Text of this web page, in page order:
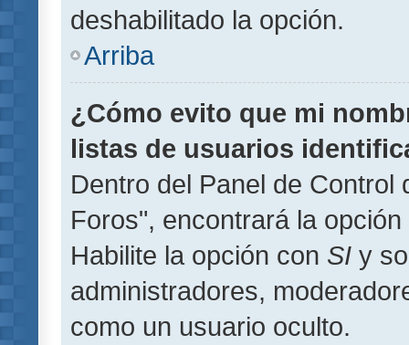
deshabilitado la opción.
Arriba
¿Cómo evito que mi
listas de usuarios
Dentro del Panel de
Foros", encontrará la opción
Habilite la opción con SI y
administradores,
como un usuario oculto.